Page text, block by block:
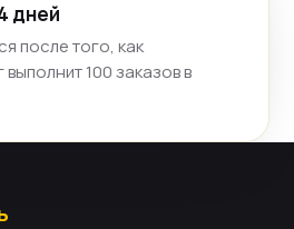
дней
после того, как
100 заказов в